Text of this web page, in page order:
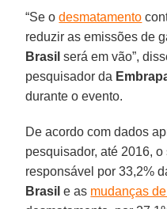
“Se odesmatamento
reduzir as emissões de
Brasil será em vão”,
pesquisador da
durante o evento.
De acordo com dados
pesquisador, até 2016,
responsável por 33,2%
Brasil e as mudanças